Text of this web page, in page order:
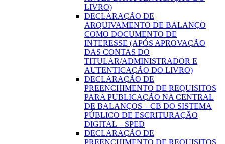
LIVRO)
DECLARAÇÃO DE
ARQUIVAMENTO DE BALANÇO
COMO DOCUMENTO DE
INTERESSE (APÓS APROVAÇÃO
DAS CONTAS DO
TITULAR/ADMINISTRADOR E
AUTENTICAÇÃO DO LIVRO)
DECLARAÇÃO DE
PREENCHIMENTO DE REQUISITOS
PARA PUBLICAÇÃO NA CENTRAL
DE BALANÇOS – CB DO SISTEMA
PÚBLICO DE ESCRITURAÇÃO
DIGITAL – SPED
DECLARAÇÃO DE
PREENCHIMENTO DE REQUISITOS